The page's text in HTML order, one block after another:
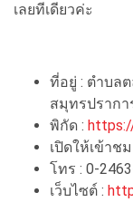
เลยทีเดียวค่ะ
ที่อยู่ : ตำบล
สมุทรปรากา
พิกัด :
เปิดให้เข้าช
โทร : 0-
เว็บไซต์ :